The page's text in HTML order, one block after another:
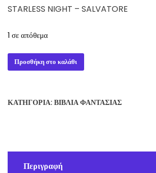
STARLESS NIGHT – SALVATORE
1 σε απόθεμα
STARLESS
NIGHT
ποσότητα
Προσθήκη στο καλάθι
ΚΑΤΗΓΟΡΊΑ: ΒΙΒΛΊΑ ΦΑΝΤΑΣΊΑΣ
Περιγραφή